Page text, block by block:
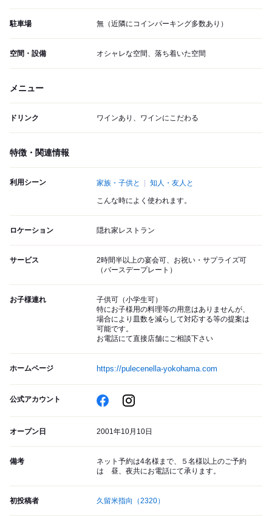
駐車場 無（近隣にコインパーキング多数あり）
空間・設備 オシャレな空間、落ち着いた空間
メニュー
ドリンク ワインあり、ワインにこだわる
特徴・関連情報
利用シーン 家族・子供と 知人・友人と
こんな時によく使われます。
ロケーション 隠れ家レストラン
サービス
2時間半以上の宴会可、お祝い・サプライズ可
（バースデープレート）
お子様連れ
子供可（小学生可）
特にお子様用の料理等の用意はありませんが、
場合により皿数を減らして対応する等の提案は
可能です。
お電話にて直接店舗にご相談下さい
ホームページ https://pulecenella-yokohama.com
公式アカウント
オープン日 2001年10月10日
備考
ネット予約は4名様まで、５名様以上のご予約
は 昼、夜共にお電話にて承ります。
初投稿者 久留米指向 （2320）